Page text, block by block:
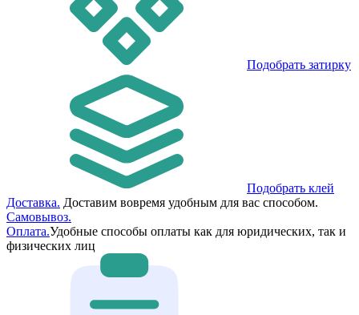
Подобрать затирку
Подобрать клей
Доставка. Доставим вовремя удобным для вас способом.
Самовывоз.
Оплата.Удобные способы оплаты как для юридических, так и
физических лиц